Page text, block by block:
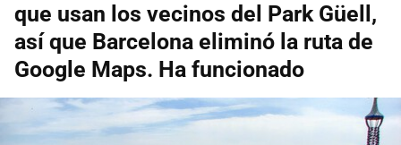
que usan los vecinos del Park Güell,
así que Barcelona eliminó la ruta de
Google Maps. Ha funcionado